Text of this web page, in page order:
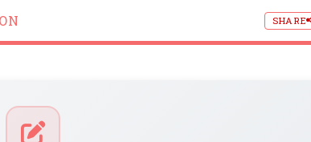
SHARE